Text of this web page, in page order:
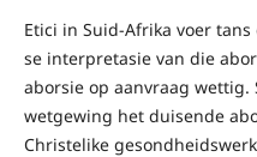
Etici in Suid-Afrika voer
se interpretasie van die
aborsie op aanvraag
wetgewing het duisende
Christelike